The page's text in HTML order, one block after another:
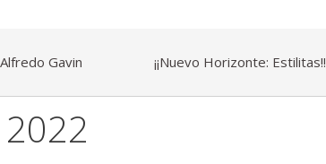
Alfredo Gavin ¡¡Nuevo Horizonte: Estilitas!!